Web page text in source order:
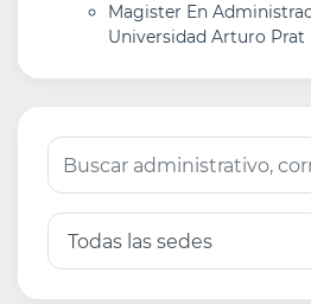
Magister En
Universidad Arturo Prat